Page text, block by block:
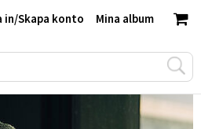
Mina album
in/Skapa konto